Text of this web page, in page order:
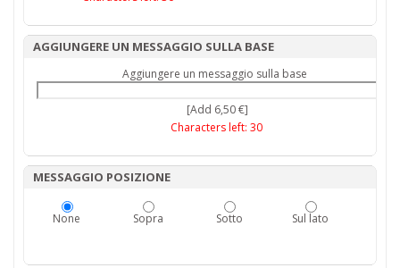
AGGIUNGERE UN MESSAGGIO SULLA BASE
Aggiungere un messaggio sulla base
[Add 6,50 €]
Characters left: 30
MESSAGGIO POSIZIONE
None Sopra Sotto Sul lato